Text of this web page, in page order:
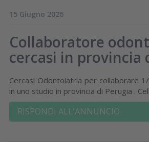
15 Giugno 2026
Collaboratore
cercasi in provincia
Cercasi Odontoiatria per collaborare
in uno studio in provincia di Perugia .
RISPONDI ALL'ANNUNCIO